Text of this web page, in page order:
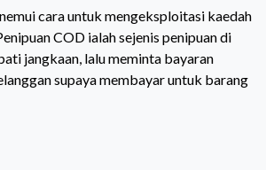
cara untuk mengeksploitasi kaedah
COD ialah sejenis penipuan di
jangkaan, lalu meminta bayaran
supaya membayar untuk barang